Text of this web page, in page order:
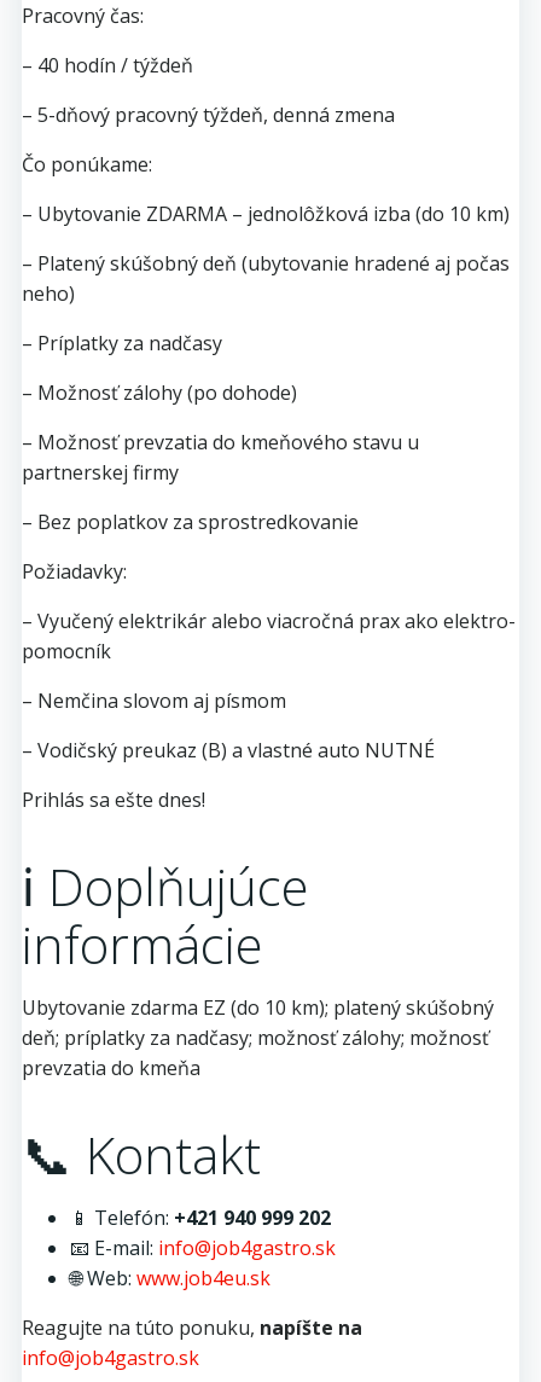
Pracovný čas:
– 40 hodín / týždeň
– 5-dňový pracovný týždeň, denná zmena
Čo ponúkame:
– Ubytovanie ZDARMA – jednolôžková izba (do 10 km)
– Platený skúšobný deň (ubytovanie hradené aj počas
neho)
– Príplatky za nadčasy
– Možnosť zálohy (po dohode)
– Možnosť prevzatia do kmeňového stavu u
partnerskej firmy
– Bez poplatkov za sprostredkovanie
Požiadavky:
– Vyučený elektrikár alebo viacročná prax ako elektro-
pomocník
– Nemčina slovom aj písmom
– Vodičský preukaz (B) a vlastné auto NUTNÉ
Prihlás sa ešte dnes!
ℹ️ Doplňujúce
informácie
Ubytovanie zdarma EZ (do 10 km); platený skúšobný
deň; príplatky za nadčasy; možnosť zálohy; možnosť
prevzatia do kmeňa
📞 Kontakt
📱 Telefón: +421 940 999 202
📧 E-mail: info@job4gastro.sk
🌐 Web: www.job4eu.sk
Reagujte na túto ponuku, napíšte na
info@job4gastro.sk